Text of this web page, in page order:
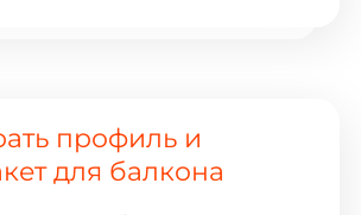
профиль и
для балкона